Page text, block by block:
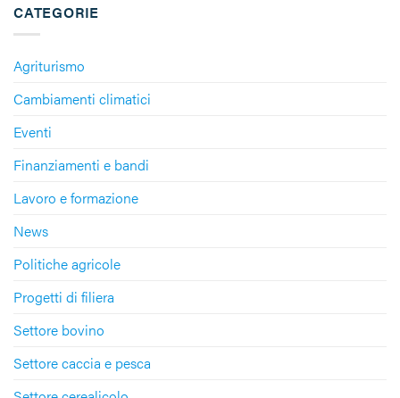
CATEGORIE
Agriturismo
Cambiamenti climatici
Eventi
Finanziamenti e bandi
Lavoro e formazione
News
Politiche agricole
Progetti di filiera
Settore bovino
Settore caccia e pesca